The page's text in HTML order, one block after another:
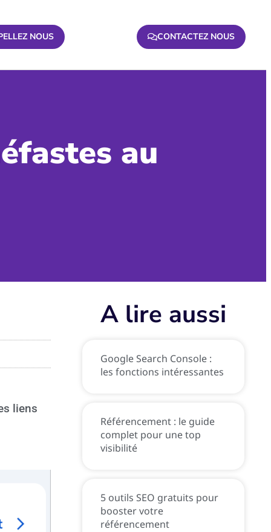
NOUS CONTACTEZ NOUS
au
liens
A lire aussi
Google Search Console :
les fonctions intéressantes
Référencement : le guide
complet pour une top
visibilité
5 outils SEO gratuits pour
booster votre
référencement